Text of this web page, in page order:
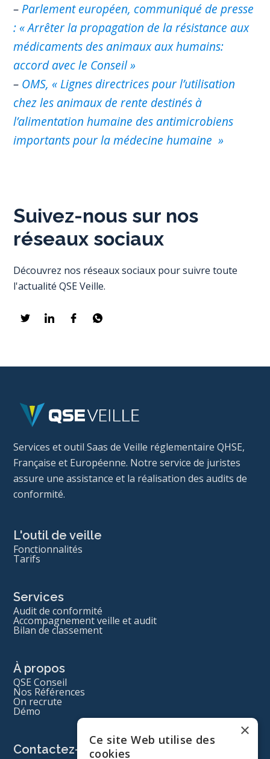
– Parlement européen, communiqué de presse
: « Arrêter la propagation de la résistance aux
médicaments des animaux aux humains:
accord avec le Conseil »
– OMS, « Lignes directrices pour l’utilisation
chez les animaux de rente destinés à
l’alimentation humaine des antimicrobiens
importants pour la médecine humaine »
Suivez-nous sur nos
réseaux sociaux
Découvrez nos réseaux sociaux pour suivre toute
l'actualité QSE Veille.
Services et outil Saas de Veille réglementaire QHSE,
Française et Européenne. Notre service de juristes
assure une assistance et la réalisation des audits de
conformité.
L'outil de veille
Fonctionnalités
Tarifs
Services
Audit de conformité
Accompagnement veille et audit
Bilan de classement
À propos
QSE Conseil
Nos Références
On recrute
Démo
Contactez-nous
×
Ce site Web utilise des
cookies